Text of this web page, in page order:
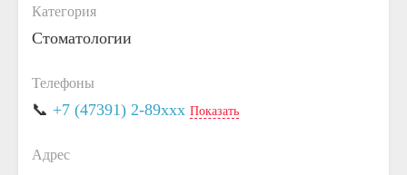
Категория
Стоматологии
Телефоны
📞 +7 (47391) 2-89xxx Показать
Адрес